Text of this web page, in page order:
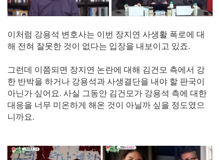
이처럼 강용석 변호사는 이번 장지연 사생활 폭로에 대
해 전혀 잘못한 것이 없다는 입장을 내보이고 있죠.
그런데 이쯤되면 장지연 논란에 대해 김건모 측에서 강
한 반박을 하거나 강용석과 사생결단을 내야 할 판국이
아닌가 싶어요. 사실 그동안 김건모가 강용석 측에 대한
대응을 너무 미온하게 해온 것이 아닐까 싶을 정도였으
니까요.